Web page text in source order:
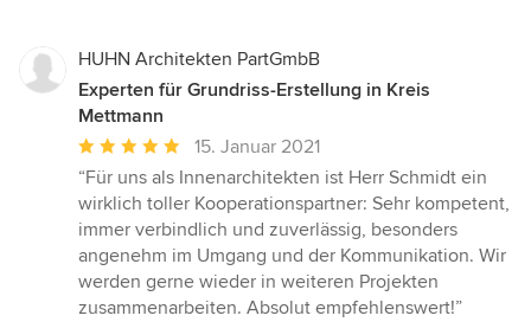
HUHN Architekten PartGmbB
Experten für Grundriss-Erstellung in Kreis
Mettmann
Durchschnittliche
Bewertung:
5
von
5
Sternen
15. Januar 2021
“Für uns als Innenarchitekten ist Herr Schmidt ein
wirklich toller Kooperationspartner: Sehr kompetent,
immer verbindlich und zuverlässig, besonders
angenehm im Umgang und der Kommunikation. Wir
werden gerne wieder in weiteren Projekten
zusammenarbeiten. Absolut empfehlenswert!”